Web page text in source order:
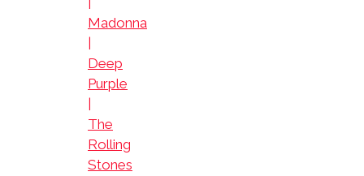
Madonna
Deep
Purple
The
Rolling
Stones